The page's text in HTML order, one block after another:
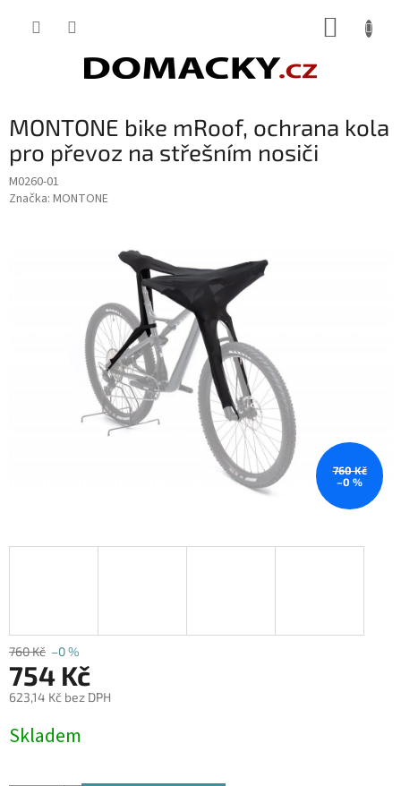
MONTONE bike mRoof, ochrana kola
pro převoz na střešním nosiči
M0260-01
Značka: MONTONE
760 Kč
–0 %
760 Kč –0 %
754 Kč
623,14 Kč bez DPH
cena:
Skladem